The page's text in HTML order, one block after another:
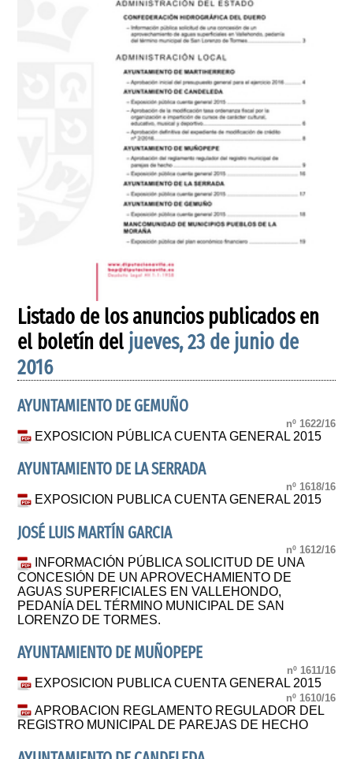
Listado de los anuncios publicados en
el boletín del jueves, 23 de junio de
2016
AYUNTAMIENTO DE GEMUÑO
nº 1622/16
EXPOSICION PÚBLICA CUENTA GENERAL 2015
AYUNTAMIENTO DE LA SERRADA
nº 1618/16
EXPOSICION PUBLICA CUENTA GENERAL 2015
JOSÉ LUIS MARTÍN GARCIA
nº 1612/16
INFORMACIÓN PÚBLICA SOLICITUD DE UNA
CONCESIÓN DE UN APROVECHAMIENTO DE
AGUAS SUPERFICIALES EN VALLEHONDO,
PEDANÍA DEL TÉRMINO MUNICIPAL DE SAN
LORENZO DE TORMES.
AYUNTAMIENTO DE MUÑOPEPE
nº 1611/16
EXPOSICION PUBLICA CUENTA GENERAL 2015
nº 1610/16
APROBACION REGLAMENTO REGULADOR DEL
REGISTRO MUNICIPAL DE PAREJAS DE HECHO